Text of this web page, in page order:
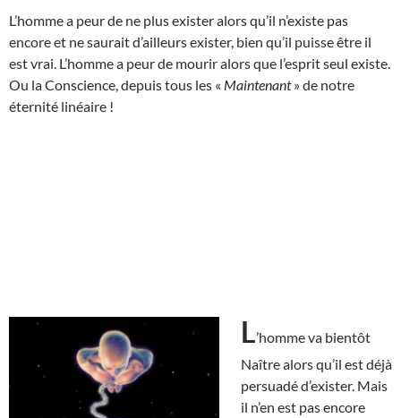
L’homme a peur de ne plus exister alors qu’il n’existe pas
encore et ne saurait d’ailleurs exister, bien qu’il puisse être il
est vrai. L’homme a peur de mourir alors que l’esprit seul existe.
Ou la Conscience, depuis tous les « Maintenant» de notre
éternité linéaire !
L’homme va bientôt
Naître alors qu’il est déjà
persuadé d’exister. Mais
il n’en est pas encore